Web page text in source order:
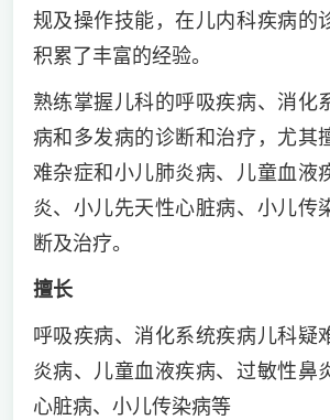
规及操作技能，在儿内科疾病的
积累了丰富的经验。
熟练掌握儿科的呼吸疾病、消化
病和多发病的诊断和治疗，尤其
难杂症和小儿肺炎病、儿童血液
炎、小儿先天性心脏病、小儿传
断及治疗。
擅长
呼吸疾病、消化系统疾病儿科疑
炎病、儿童血液疾病、过敏性鼻
心脏病、小儿传染病等